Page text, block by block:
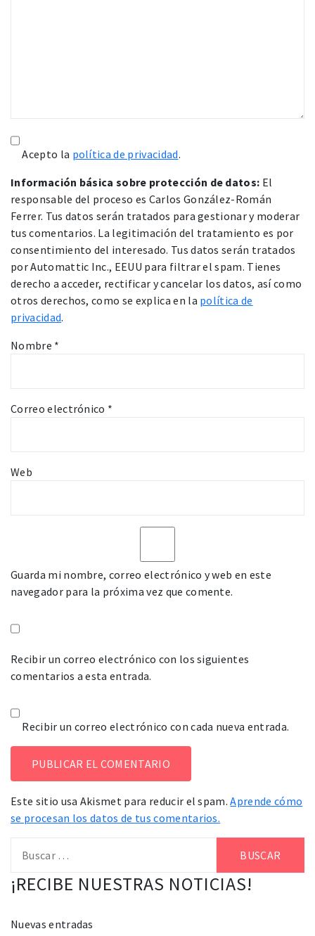
Acepto la política de privacidad.
Información básica sobre protección de datos: El
responsable del proceso es Carlos González-Román
Ferrer. Tus datos serán tratados para gestionar y moderar
tus comentarios. La legitimación del tratamiento es por
consentimiento del interesado. Tus datos serán tratados
por Automattic Inc., EEUU para filtrar el spam. Tienes
derecho a acceder, rectificar y cancelar los datos, así como
otros derechos, como se explica en la política de
privacidad.
Nombre *
Correo electrónico *
Web
Guarda mi nombre, correo electrónico y web en este
navegador para la próxima vez que comente.
Recibir un correo electrónico con los siguientes
comentarios a esta entrada.
Recibir un correo electrónico con cada nueva entrada.
Este sitio usa Akismet para reducir el spam.Aprende cómo
se procesan los datos de tus comentarios.
¡RECIBE NUESTRAS NOTICIAS!
Nuevas entradas